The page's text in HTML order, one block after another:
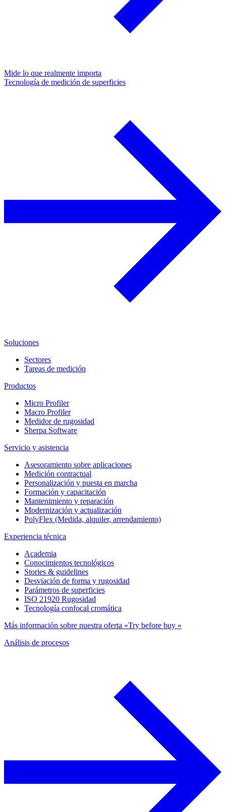
Mide lo que realmente importa
Tecnología de medición de superficies
Soluciones
Sectores
Tareas de medición
Productos
Micro Profiler
Macro Profiler
Medidor de rugosidad
Sherpa Software
Servicio y asistencia
Asesoramiento sobre aplicaciones
Medición contractual
Personalización y puesta en marcha
Formación y capacitación
Mantenimiento y reparación
Modernización y actualización
PolyFlex (Medida, alquiler, arrendamiento)
Experiencia técnica
Academia
Conocimientos tecnológicos
Stories & guidelines
Desviación de forma y rugosidad
Parámetros de superficies
ISO 21920 Rugosidad
Tecnología confocal cromática
Más información sobre nuestra oferta «Try before buy »
Análisis de procesos